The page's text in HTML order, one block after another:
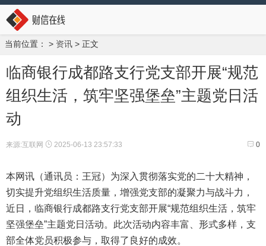
当前位置： > 资讯 > 正文
临商银行成都路支行党支部开展“规范
组织生活，筑牢坚强堡垒”主题党日活
动
0
来源:互联网 2025-06-13 23:57:33
本网讯（通讯员：王冠）为深入贯彻落实党的二十大精神，
切实提升党组织生活质量，增强党支部的凝聚力与战斗力，
近日，临商银行成都路支行党支部开展“规范组织生活，筑牢
坚强堡垒”主题党日活动。此次活动内容丰富、形式多样，支
部全体党员积极参与，取得了良好的成效。